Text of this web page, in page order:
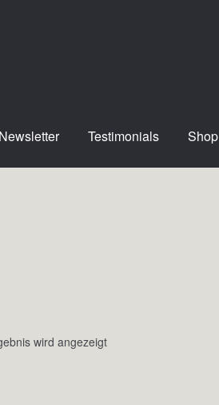
Newsletter Testimonials Shop
wird angezeigt